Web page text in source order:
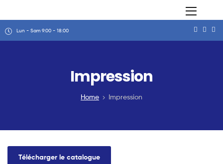
Lun - Sam 9:00 - 18:00
Impression
Home Impression
Télécharger le catalogue